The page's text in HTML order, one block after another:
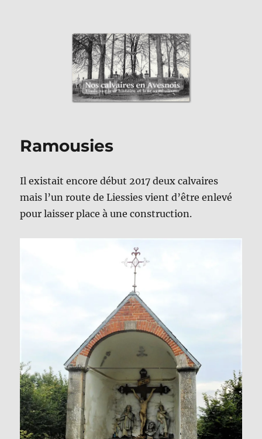
Nos Calvaires en Avesnois
Ramousies
Il existait encore début 2017 deux calvaires
mais l’un route de Liessies vient d’être enlevé
pour laisser place à une construction.